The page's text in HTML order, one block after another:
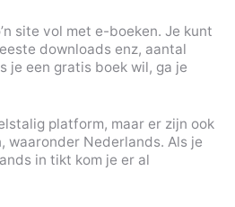
site vol met e-boeken. Je kunt
downloads enz, aantal
je een gratis boek wil, ga je
platform, maar er zijn ook
waaronder Nederlands. Als je
in tikt kom je er al